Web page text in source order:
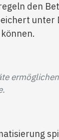
den
unter